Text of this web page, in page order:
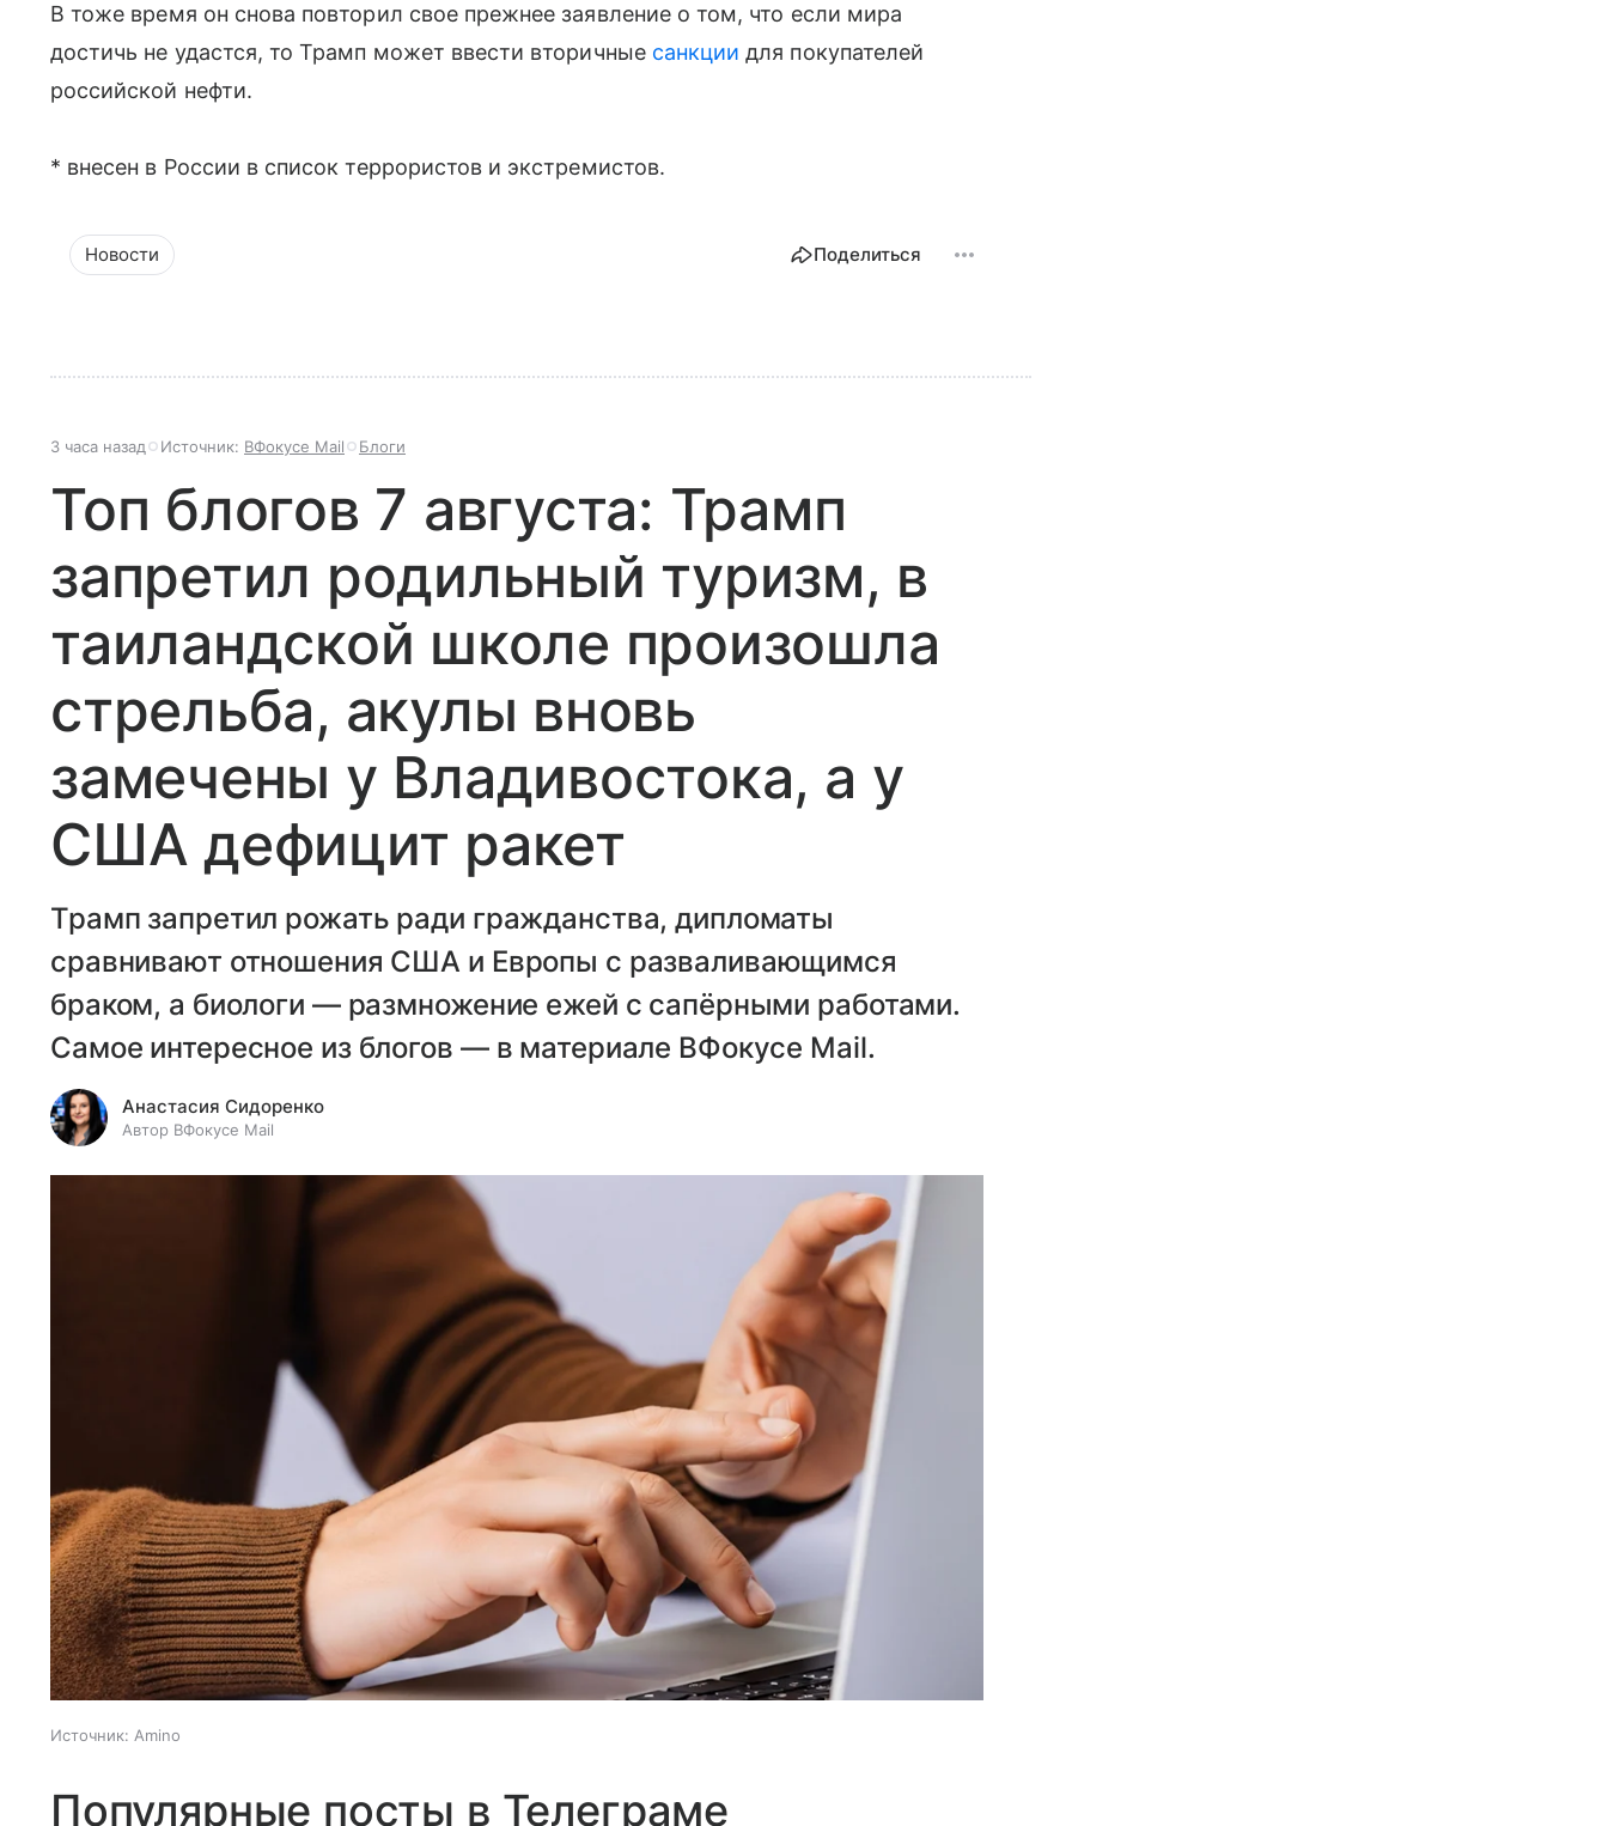
В тоже время он снова повторил свое прежнее заявление о том, что если мира
достичь не удастся, то Трамп может ввести вторичные санкции для покупателей
российской нефти.
* внесен в России в список террористов и экстремистов.
Новости Поделиться
3 часа назад Источник: ВФокусе Mail Блоги
Топ блогов 7 августа: Трамп
запретил родильный туризм, в
таиландской школе произошла
стрельба, акулы вновь
замечены у Владивостока, а у
США дефицит ракет
Трамп запретил рожать ради гражданства, дипломаты
сравнивают отношения США и Европы с разваливающимся
браком, а биологи — размножение ежей с сапёрными работами.
Самое интересное из блогов — в материале ВФокусе Mail.
Анастасия Сидоренко
Автор ВФокусе Mail
Источник: Amino
Популярные посты в Телеграме